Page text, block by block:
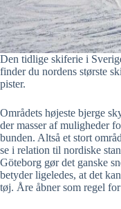
Den tidlige skiferie i
finder du nordens største
pister.
Områdets højeste bjerge
der masser af muligheder
bunden. Altså et stort
se i relation til nordiske
Göteborg gør det ganske
betyder ligeledes, at det
tøj. Åre åbner som regel